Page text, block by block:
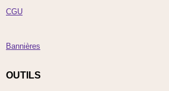
CGU
Bannières
OUTILS